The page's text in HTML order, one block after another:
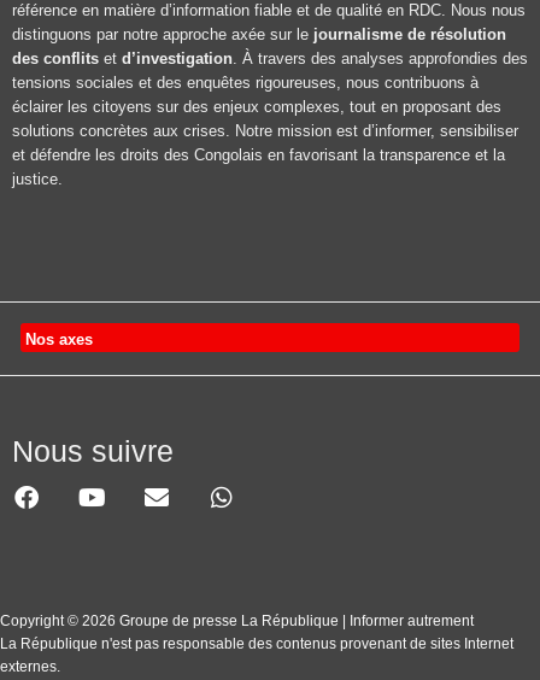
référence en matière d’information fiable et de qualité en RDC. Nous nous
distinguons par notre approche axée sur le journalisme de résolution
des conflits et d’investigation. À travers des analyses approfondies des
tensions sociales et des enquêtes rigoureuses, nous contribuons à
éclairer les citoyens sur des enjeux complexes, tout en proposant des
solutions concrètes aux crises. Notre mission est d’informer, sensibiliser
et défendre les droits des Congolais en favorisant la transparence et la
justice.
Nos axes
Nous suivre
Copyright © 2026 Groupe de presse La République | Informer autrement
La République n'est pas responsable des contenus provenant de sites Internet
externes.